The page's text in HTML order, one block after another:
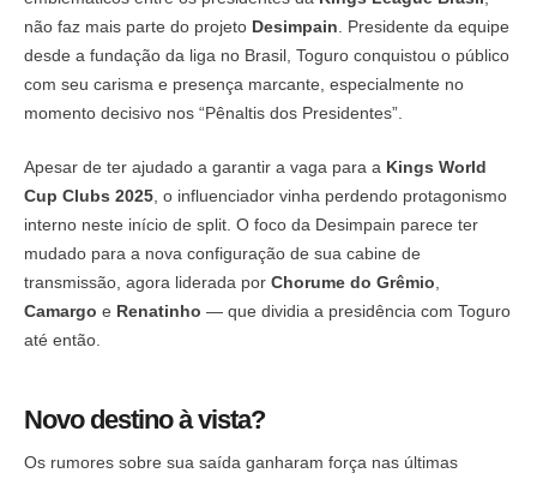
não faz mais parte do projeto Desimpain . Presidente da equipe
desde a fundação da liga no Brasil, Toguro conquistou o público
com seu carisma e presença marcante, especialmente no
momento decisivo nos “Pênaltis dos Presidentes”.
Apesar de ter ajudado a garantir a vaga para a Kings World
Cup Clubs 2025 , o influenciador vinha perdendo protagonismo
interno neste início de split. O foco da Desimpain parece ter
mudado para a nova configuração de sua cabine de
transmissão, agora liderada por Chorume do Grêmio
Camargo e Renatinho — que dividia a presidência com Toguro
até então.
Novo destino à vista?
Os rumores sobre sua saída ganharam força nas últimas